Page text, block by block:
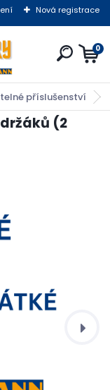
Nová registrace
0
příslušenství
(2